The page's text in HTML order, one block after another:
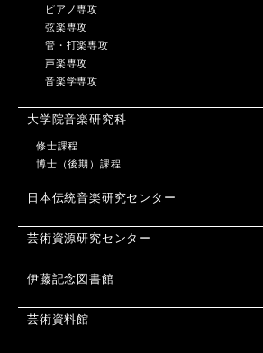
ピアノ専攻
弦楽専攻
管・打楽専攻
声楽専攻
音楽学専攻
大学院音楽研究科
修士課程
博士（後期）課程
日本伝統音楽研究センター
芸術資源研究センター
伊藤記念図書館
芸術資料館